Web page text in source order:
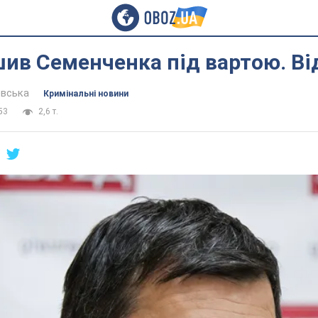
Семенченка під вартою.
Кримінальні новини
2,6 т.